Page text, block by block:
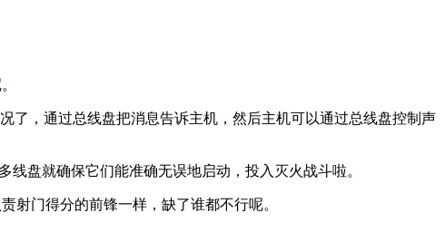
了，通过总线盘把消息告诉主机，然后主机可以通过总线盘控制声
盘就确保它们能准确无误地启动，投入灭火战斗啦。
射门得分的前锋一样，缺了谁都不行呢。